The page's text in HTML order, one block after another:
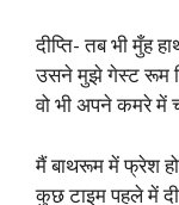
दीप्ति- तब भी मुँह
उसने मुझे गेस्ट रूम
वो भी अपने कमरे में
मैं बाथरूम में फ्रेश
कुछ टाइम पहले में